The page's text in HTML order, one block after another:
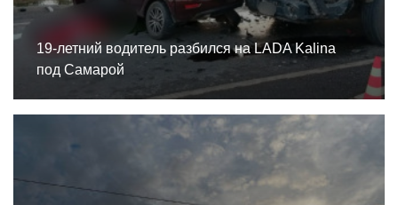
19-летний водитель разбился на LADA Kalina
под Самарой